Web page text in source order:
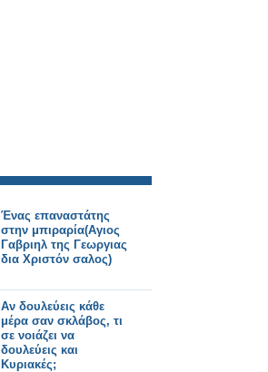
Ένας επαναστάτης
στην μπιραρία(Αγιος
Γαβριηλ της Γεωργιας
δια Χριστόν σαλος)
Αν δουλεύεις κάθε
μέρα σαν σκλάβος, τι
σε νοιάζει να
δουλεύεις και
Κυριακές;